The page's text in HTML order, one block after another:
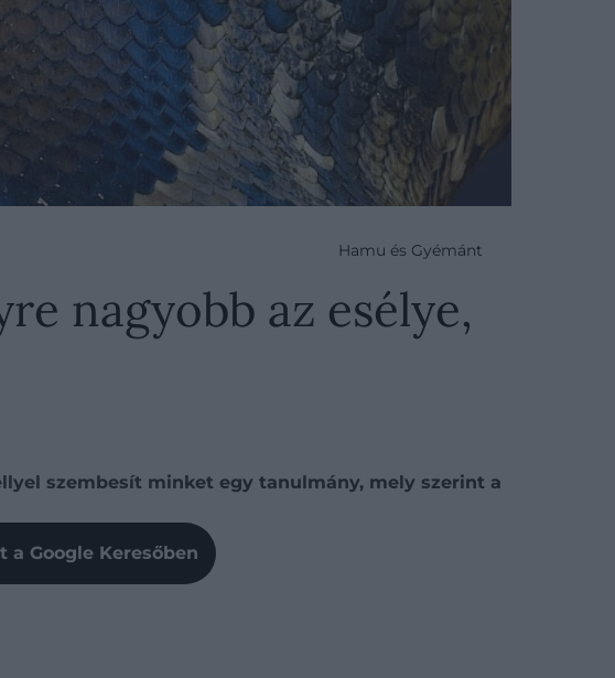
Hamu és Gyémánt
nagyobb az esélye,
szembesít minket egy tanulmány, mely szerint a
Google Keresőben